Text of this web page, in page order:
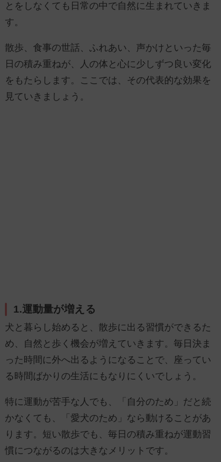
とをしなくても日常の中で自然に生まれていきま
す。
散歩、食事の世話、ふれあい、声かけといった毎
日の積み重ねが、人の体と心に少しずつ良い変化
をもたらします。ここでは、その代表的な効果を
見ていきましょう。
1.運動量が増える
犬と暮らし始めると、散歩に出る習慣ができるた
め、自然と歩く機会が増えていきます。毎日決ま
った時間に外へ出るようになることで、座ってい
る時間ばかりの生活にもなりにくいでしょう。
特に運動が苦手な人でも、「自分のため」だと続
かなくても、「愛犬のため」なら動けることがあ
ります。短い散歩でも、毎日の積み重ねが運動習
慣につながるのは大きなメリットです。